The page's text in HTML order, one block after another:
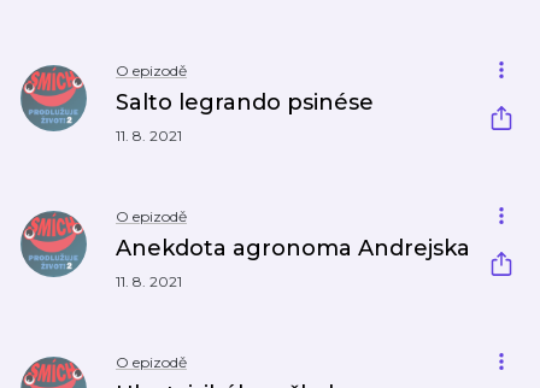
O epizodě
Salto legrando psinése
11. 8. 2021
O epizodě
Anekdota agronoma Andrejska
11. 8. 2021
O epizodě